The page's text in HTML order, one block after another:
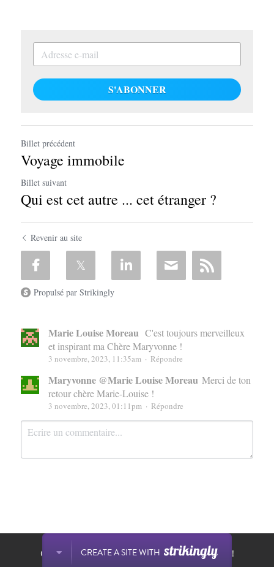
S'ABONNER
Billet précédent
Voyage immobile
Billet suivant
Qui est cet autre ... cet étranger ?
Revenir au site
Propulsé par Strikingly
Marie Louise Moreau C'est toujours merveilleux
et inspirant ma Chère Maryvonne !
3 novembre, 2023, 11:35am · Répondre
Maryvonne @Marie Louise Moreau Merci de ton
retour chère Marie-Louise !
3 novembre, 2023, 01:11pm · Répondre
Soumettre
CREATE A SITE WITH
Créez votre site Web GRATUIT dès aujourd'hui !